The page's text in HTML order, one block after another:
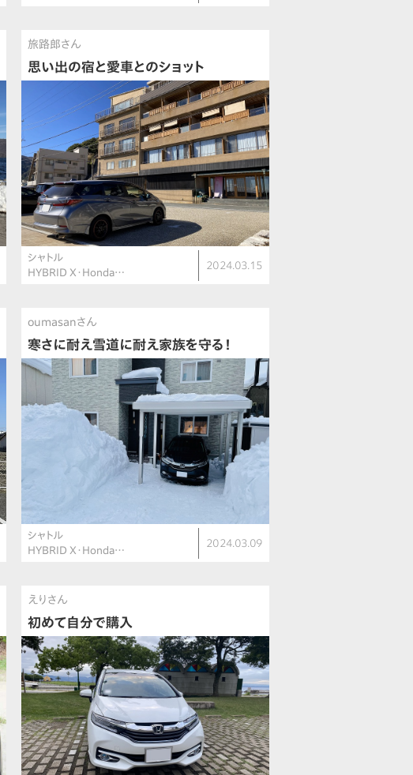
旅路郎さん
思い出の宿と愛車とのショット
シャトル
HYBRID X・Honda…
2024.03.15
oumasanさん
寒さに耐え雪道に耐え家族を守る！
シャトル
HYBRID X・Honda…
2024.03.09
えりさん
初めて自分で購入